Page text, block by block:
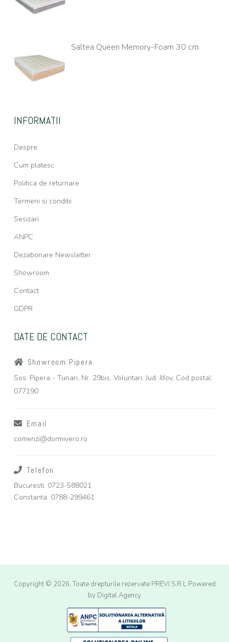
Saltea Queen Memory-Foam 30 cm
INFORMATII
Despre
Cum platesc
Politica de returnare
Termeni si conditii
Sesizari
ANPC
Dezabonare Newsletter
Showroom
Contact
GDPR
DATE DE CONTACT
Showroom Pipera
Sos. Pipera - Tunari, Nr. 29bis, Voluntari, Jud. Ilfov, Cod postal:
077190
Email
comenzi@dormivero.ro
Telefon
Bucuresti: 0723-588021
Constanta: 0788-299461
Copyright © 2026, Toate drepturile rezervate PREVI S.R.L Powered
by Digital Agency